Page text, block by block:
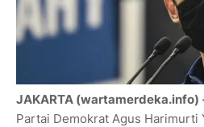
JAKARTA (wartamerdeka.info)
Partai Demokrat Agus Harimurti